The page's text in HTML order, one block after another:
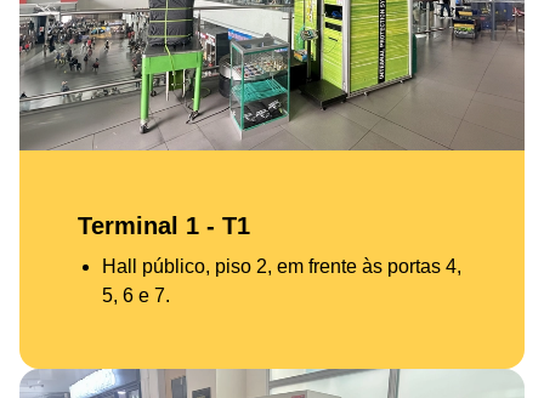
Terminal 1 - T1
Hall público, piso 2, em frente às portas 4,
5, 6 e 7.